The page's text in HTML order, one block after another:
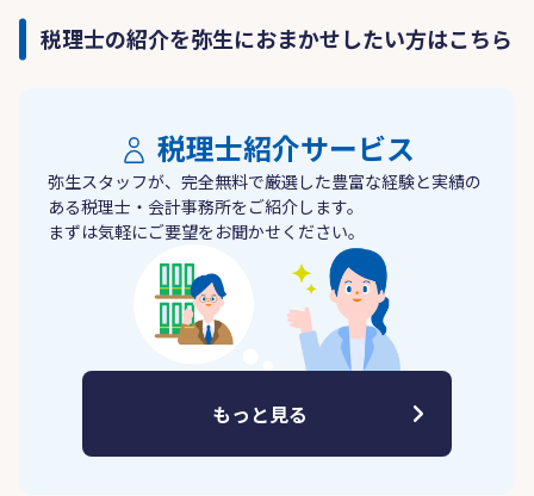
税理士の紹介を弥生におまかせしたい方はこちら
税理士紹介サービス
弥生スタッフが、完全無料で厳選した豊富な経験と実績の
ある税理士・会計事務所をご紹介します。
まずは気軽にご要望をお聞かせください。
もっと見る